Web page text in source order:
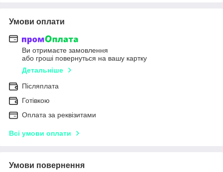
Умови оплати
Ви отримаєте замовлення
або гроші повернуться на вашу картку
Детальніше
Післяплата
Готівкою
Оплата за реквізитами
Всі умови оплати
Умови повернення